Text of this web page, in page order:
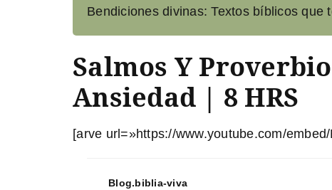
Bendiciones divinas: Textos bíblicos
Salmos Y
Ansiedad | 8 HRS
[arve url=»https://www.youtube.com/embed/
Blog.biblia-viva